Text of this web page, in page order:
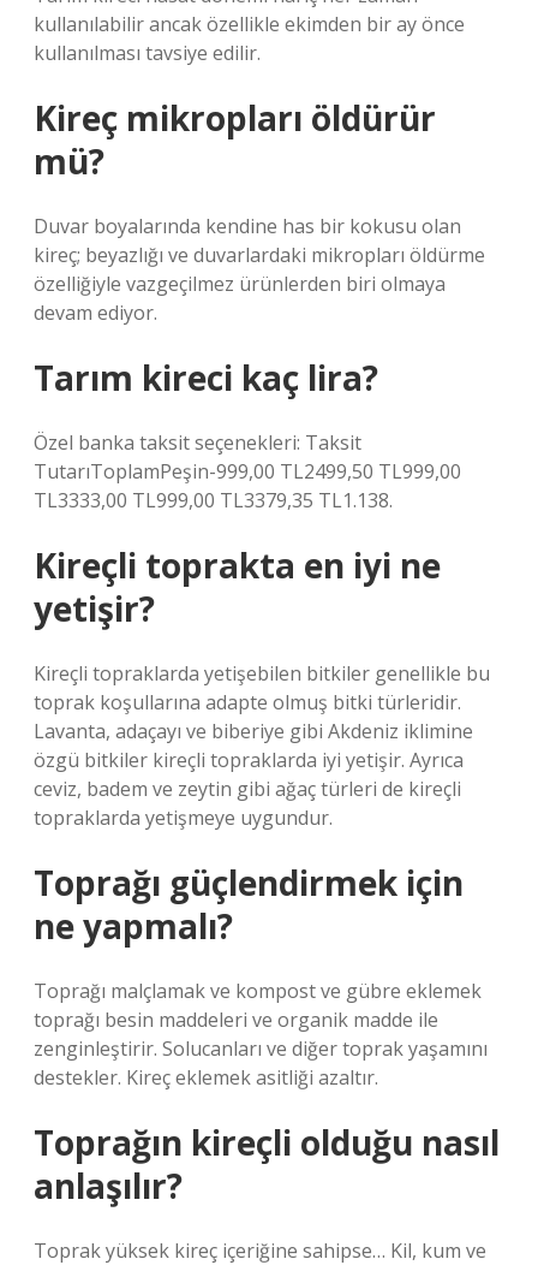
kullanılabilir ancak özellikle ekimden bir ay önce
kullanılması tavsiye edilir.
Kireç mikropları öldürür
mü?
Duvar boyalarında kendine has bir kokusu olan
kireç; beyazlığı ve duvarlardaki mikropları öldürme
özelliğiyle vazgeçilmez ürünlerden biri olmaya
devam ediyor.
Tarım kireci kaç lira?
Özel banka taksit seçenekleri: Taksit
TutarıToplamPeşin-999,00 TL2499,50 TL999,00
TL3333,00 TL999,00 TL3379,35 TL1.138.
Kireçli toprakta en iyi ne
yetişir?
Kireçli topraklarda yetişebilen bitkiler genellikle bu
toprak koşullarına adapte olmuş bitki türleridir.
Lavanta, adaçayı ve biberiye gibi Akdeniz iklimine
özgü bitkiler kireçli topraklarda iyi yetişir. Ayrıca
ceviz, badem ve zeytin gibi ağaç türleri de kireçli
topraklarda yetişmeye uygundur.
Toprağı güçlendirmek için
ne yapmalı?
Toprağı malçlamak ve kompost ve gübre eklemek
toprağı besin maddeleri ve organik madde ile
zenginleştirir. Solucanları ve diğer toprak yaşamını
destekler. Kireç eklemek asitliği azaltır.
Toprağın kireçli olduğu nasıl
anlaşılır?
Toprak yüksek kireç içeriğine sahipse… Kil, kum ve